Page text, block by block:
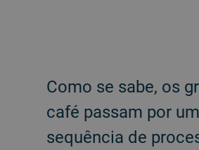
Como se sabe, os
café passam por
sequência de